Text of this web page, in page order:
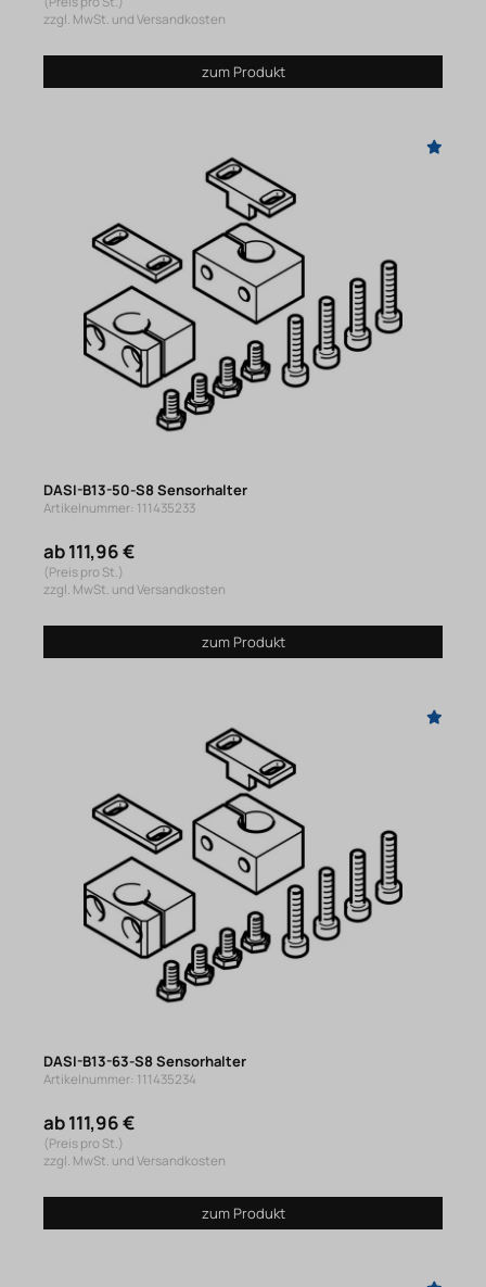
zzgl. MwSt. und Versandkosten
zum Produkt
DASI-B13-50-S8 Sensorhalter
Artikelnummer: 111435233
ab 111,96 €
(Preis pro St.)
zzgl. MwSt. und Versandkosten
zum Produkt
DASI-B13-63-S8 Sensorhalter
Artikelnummer: 111435234
ab 111,96 €
(Preis pro St.)
zzgl. MwSt. und Versandkosten
zum Produkt